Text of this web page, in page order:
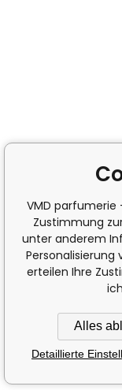
VMD parfumerie
Zustimmung
unter anderem
Personalisierung
erteilen Ihre
Alles
Detaillierte